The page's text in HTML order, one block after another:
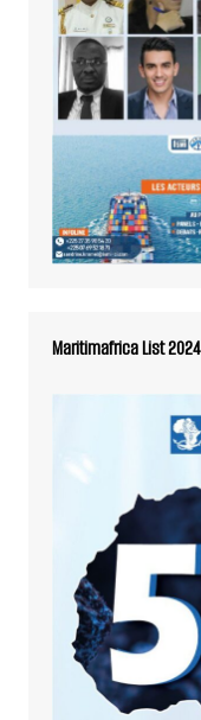
Maritimafrica List 2024